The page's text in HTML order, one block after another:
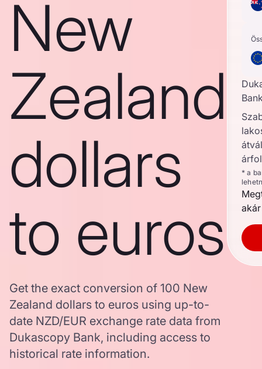
New
Zealand
dollars
to euros
Get the exact conversion of 100 New
Zealand dollars to euros using up-to-
date NZD/EUR exchange rate data from
Dukascopy Bank, including access to
historical rate information.
* a
akár